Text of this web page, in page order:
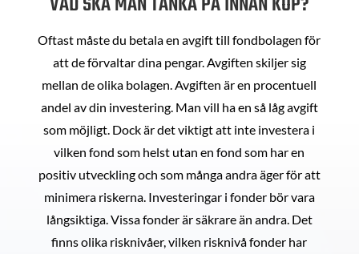
Oftast måste du betala en avgift till fondbolagen för
att de förvaltar dina pengar. Avgiften skiljer sig
mellan de olika bolagen. Avgiften är en procentuell
andel av din investering. Man vill ha en så låg avgift
som möjligt. Dock är det viktigt att inte investera i
vilken fond som helst utan en fond som har en
positiv utveckling och som många andra äger för att
minimera riskerna. Investeringar i fonder bör vara
långsiktiga. Vissa fonder är säkrare än andra. Det
finns olika risknivåer, vilken risknivå fonder har